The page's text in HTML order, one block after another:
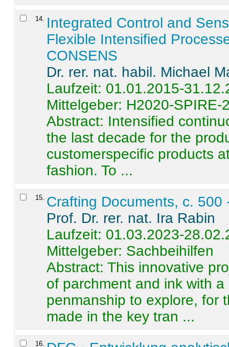
14
Integrated Control and
Flexible Intensified
CONSENS
Dr. rer. nat. habil. Michael
Laufzeit: 01.01.2015-
Mittelgeber: H2020-SPIRE-
Abstract: Intensified
the last decade for the
customerspecific products
fashion. To ...
15 Crafting Documents, c. 500
Prof. Dr. rer. nat. Ira Rabin
Laufzeit: 01.03.2023-
Mittelgeber: Sachbeihilfen
Abstract:This innovative
of parchment and ink with
penmanship to explore, for
made in the key tran ...
16